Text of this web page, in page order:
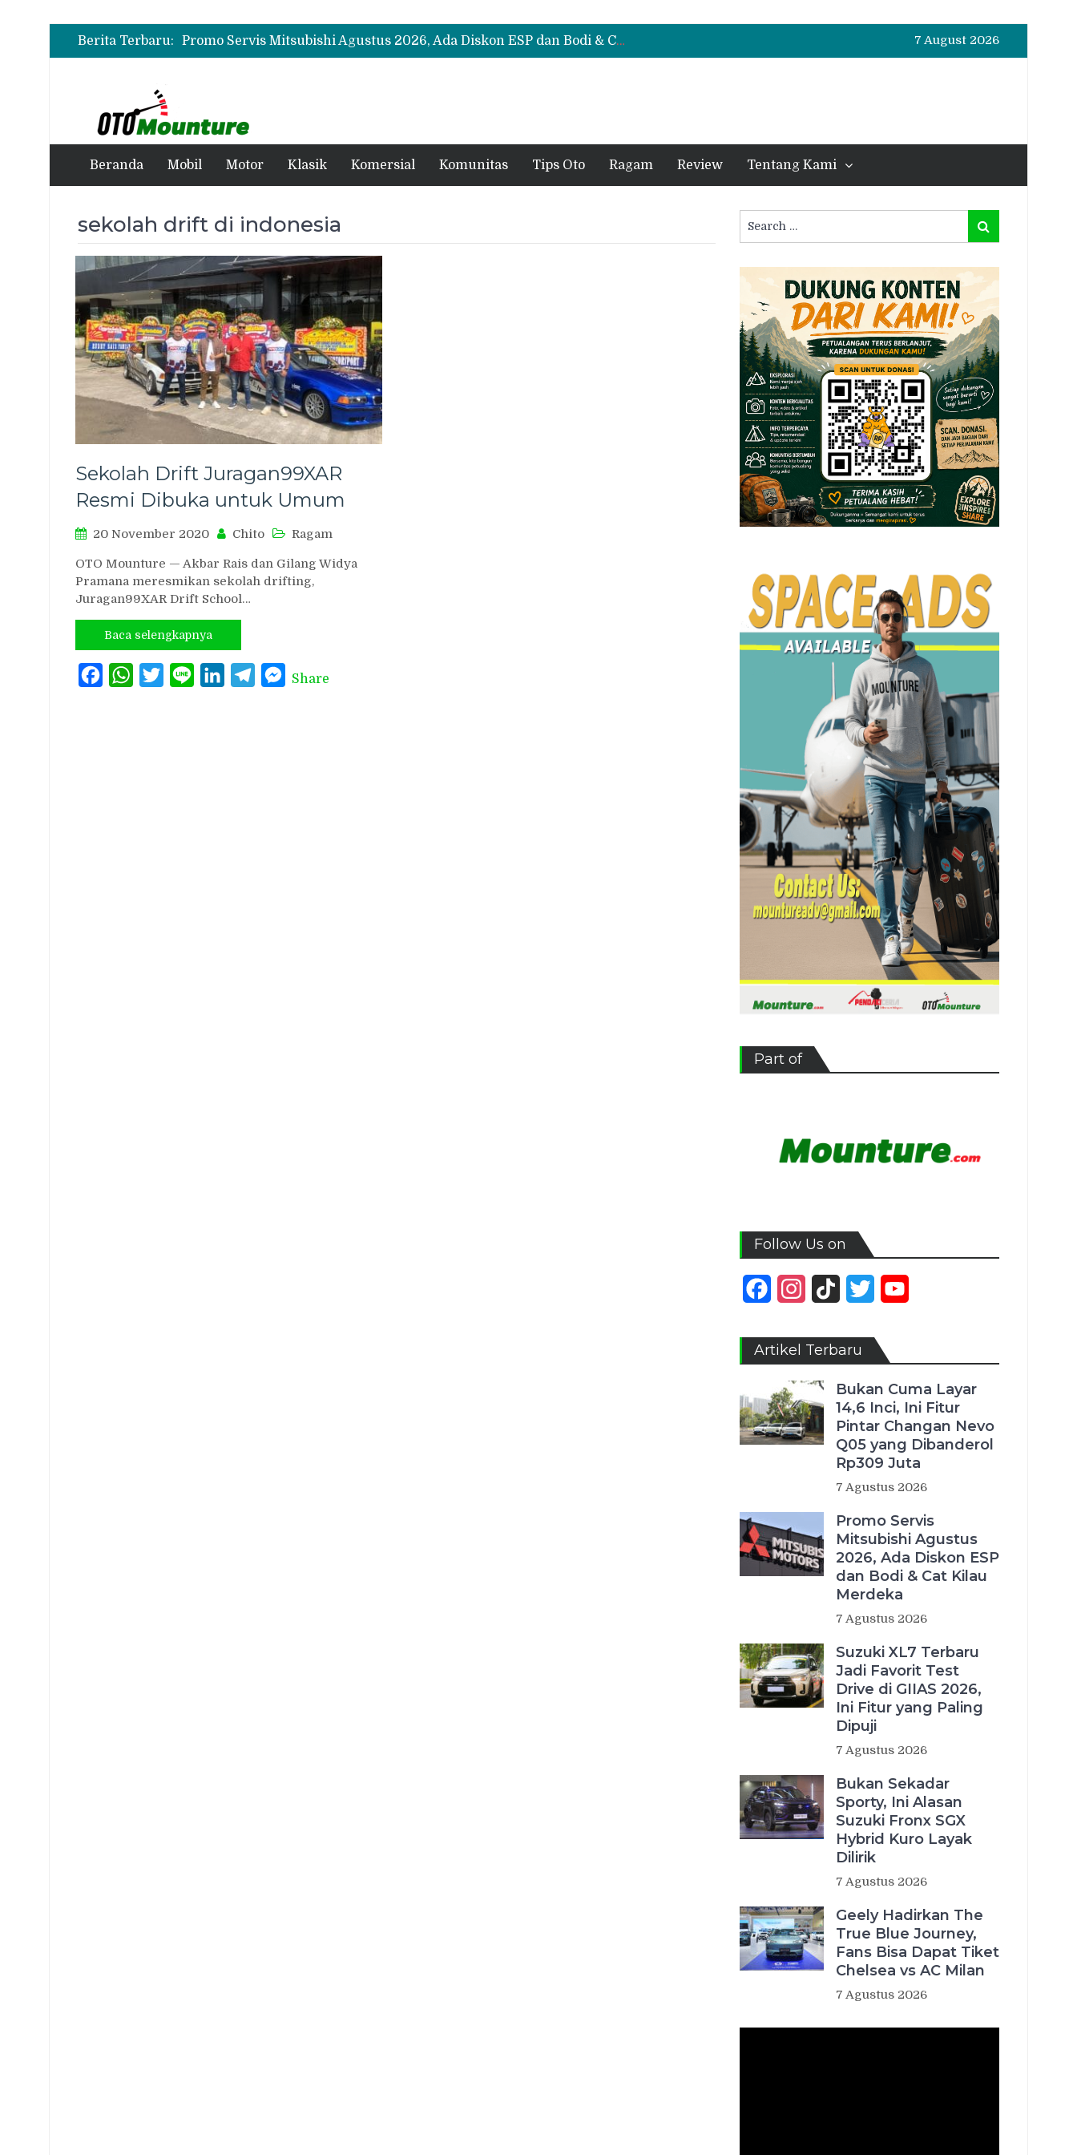
Berita Terbaru:
Bukan Cuma Layar 14,6 Inci, Ini Fitur Pintar Changan Nevo Q05 yang Dibanderol Rp309 Juta
Promo Servis Mitsubishi Agustus 2026, Ada Diskon ESP dan Bodi & Cat Kilau Merdeka
Suzuki XL7 Terbaru Jadi Favorit Test Drive di GIIAS 2026, Ini Fitur yang Paling Dipuji
7 August 2026
Beranda Mobil Motor Klasik Komersial Komunitas Tips Oto Ragam Review Tentang Kami
sekolah drift di indonesia
Sekolah Drift Juragan99XAR
Resmi Dibuka untuk Umum
20 November 2020 Chito Ragam
OTO Mounture — Akbar Rais dan Gilang Widya
Pramana meresmikan sekolah drifting,
Juragan99XAR Drift School…
Baca selengkapnya
FacebookWhatsAppTwitterLine LinkedInTelegramMessenger
Share
for:
Search
Part of
Follow Us on
FacebookInstagram
TikTok Twitter
Artikel Terbaru
Bukan Cuma Layar
14,6 Inci, Ini Fitur
Pintar Changan Nevo
Q05 yang Dibanderol
Rp309 Juta
7 Agustus 2026
Promo Servis
Mitsubishi Agustus
2026, Ada Diskon ESP
dan Bodi & Cat Kilau
Merdeka
7 Agustus 2026
Suzuki XL7 Terbaru
Jadi Favorit Test
Drive di GIIAS 2026,
Ini Fitur yang Paling
Dipuji
7 Agustus 2026
Bukan Sekadar
Sporty, Ini Alasan
Suzuki Fronx SGX
Hybrid Kuro Layak
Dilirik
7 Agustus 2026
Geely Hadirkan The
True Blue Journey,
Fans Bisa Dapat Tiket
Chelsea vs AC Milan
7 Agustus 2026